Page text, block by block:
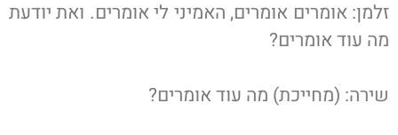
זלמן: אומרים אומרים, האמיני לי אומרים. ואת יודעת
מה עוד אומרים?
שירה: (מחייכת) מה עוד אומרים?